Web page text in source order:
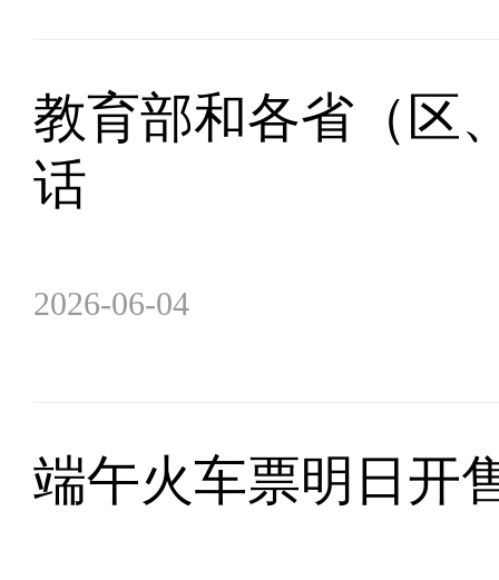
教育部和各省（区
话
2026-06-04
端午火车票明日开